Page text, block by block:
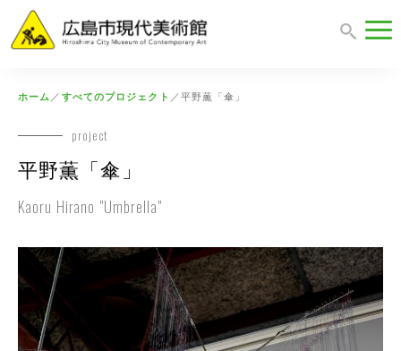
ホーム ／ すべてのプロジェクト ／ 平野薫「傘」
project
平野薫「傘」
Kaoru Hirano "Umbrella"